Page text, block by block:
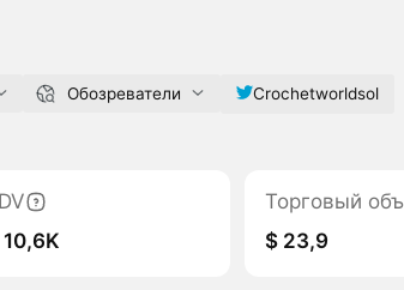
Обозреватели Crochetworldsol
Торговый
$ 23,9